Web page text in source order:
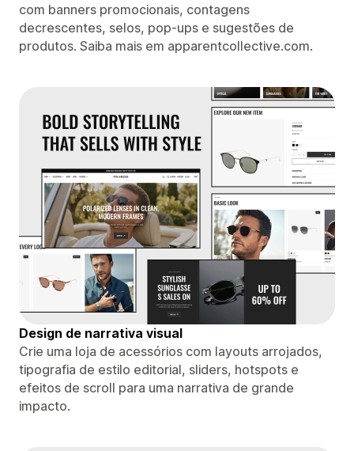
com banners promocionais, contagens
decrescentes, selos, pop-ups e sugestões de
produtos. Saiba mais em apparentcollective.com.
Design de narrativa visual
Crie uma loja de acessórios com layouts arrojados,
tipografia de estilo editorial, sliders, hotspots e
efeitos de scroll para uma narrativa de grande
impacto.